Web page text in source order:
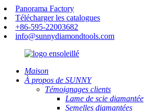
Panorama Factory
Télécharger les catalogues
+86-595-22003682
info@sunnydiamondtools.com
Maison
À propos de SUNNY
Témoignages clients
Lame de scie diamantée
Semelles diamantées